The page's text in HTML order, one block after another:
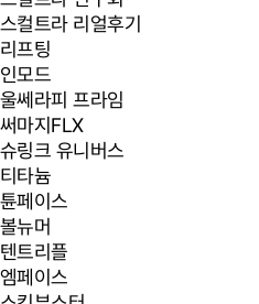
스컬트라 리얼후기
리프팅
인모드
울쎄라피 프라임
써마지FLX
슈링크 유니버스
티타늄
튠페이스
볼뉴머
텐트리플
엠페이스